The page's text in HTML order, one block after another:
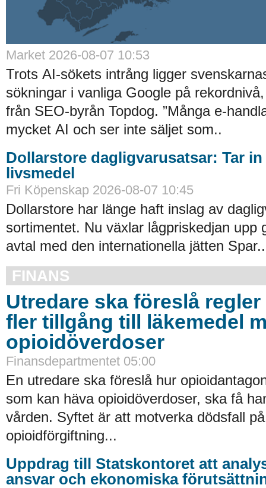
Market 2026-08-07 10:53
Trots AI-sökets intrång ligger
sökningar i vanliga Google på
från SEO-byrån Topdog. ”Många e-
mycket AI och ser inte säljet som..
Dollarstore dagligvarusatsar: Tar in
livsmedel
Fri Köpenskap 2026-08-07 10:45
Dollarstore har länge haft inslag av
sortimentet. Nu växlar lågpriskedjan upp
avtal med den internationella jätten
FINANS
Utredare ska föreslå
fler tillgång till läkemedel
opioidöverdoser
Finansdepartmentet 05:00
En utredare ska föreslå hur
som kan häva opioidöverdoser, ska få
vården. Syftet är att motverka dödsfall
opioidförgiftning...
Uppdrag till Statskontoret att
ansvar och ekonomiska